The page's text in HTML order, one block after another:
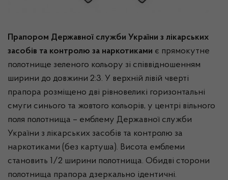
Прапором Державної служби України з лікарських
засобів та контролю за наркотиками є прямокутне
полотнище зеленого кольору зі співвідношенням
ширини до довжини 2:3. У верхній лівій чверті
прапора розміщено дві рівновеликі горизонтальні
смуги синього та жовтого кольорів, у центрі вільного
поля полотнища – емблему Державної служби
України з лікарських засобів та контролю за
наркотиками (без картуша). Висота емблеми
становить 1/2 ширини полотнища. Обидві сторони
полотнища прапора дзеркально ідентичні.